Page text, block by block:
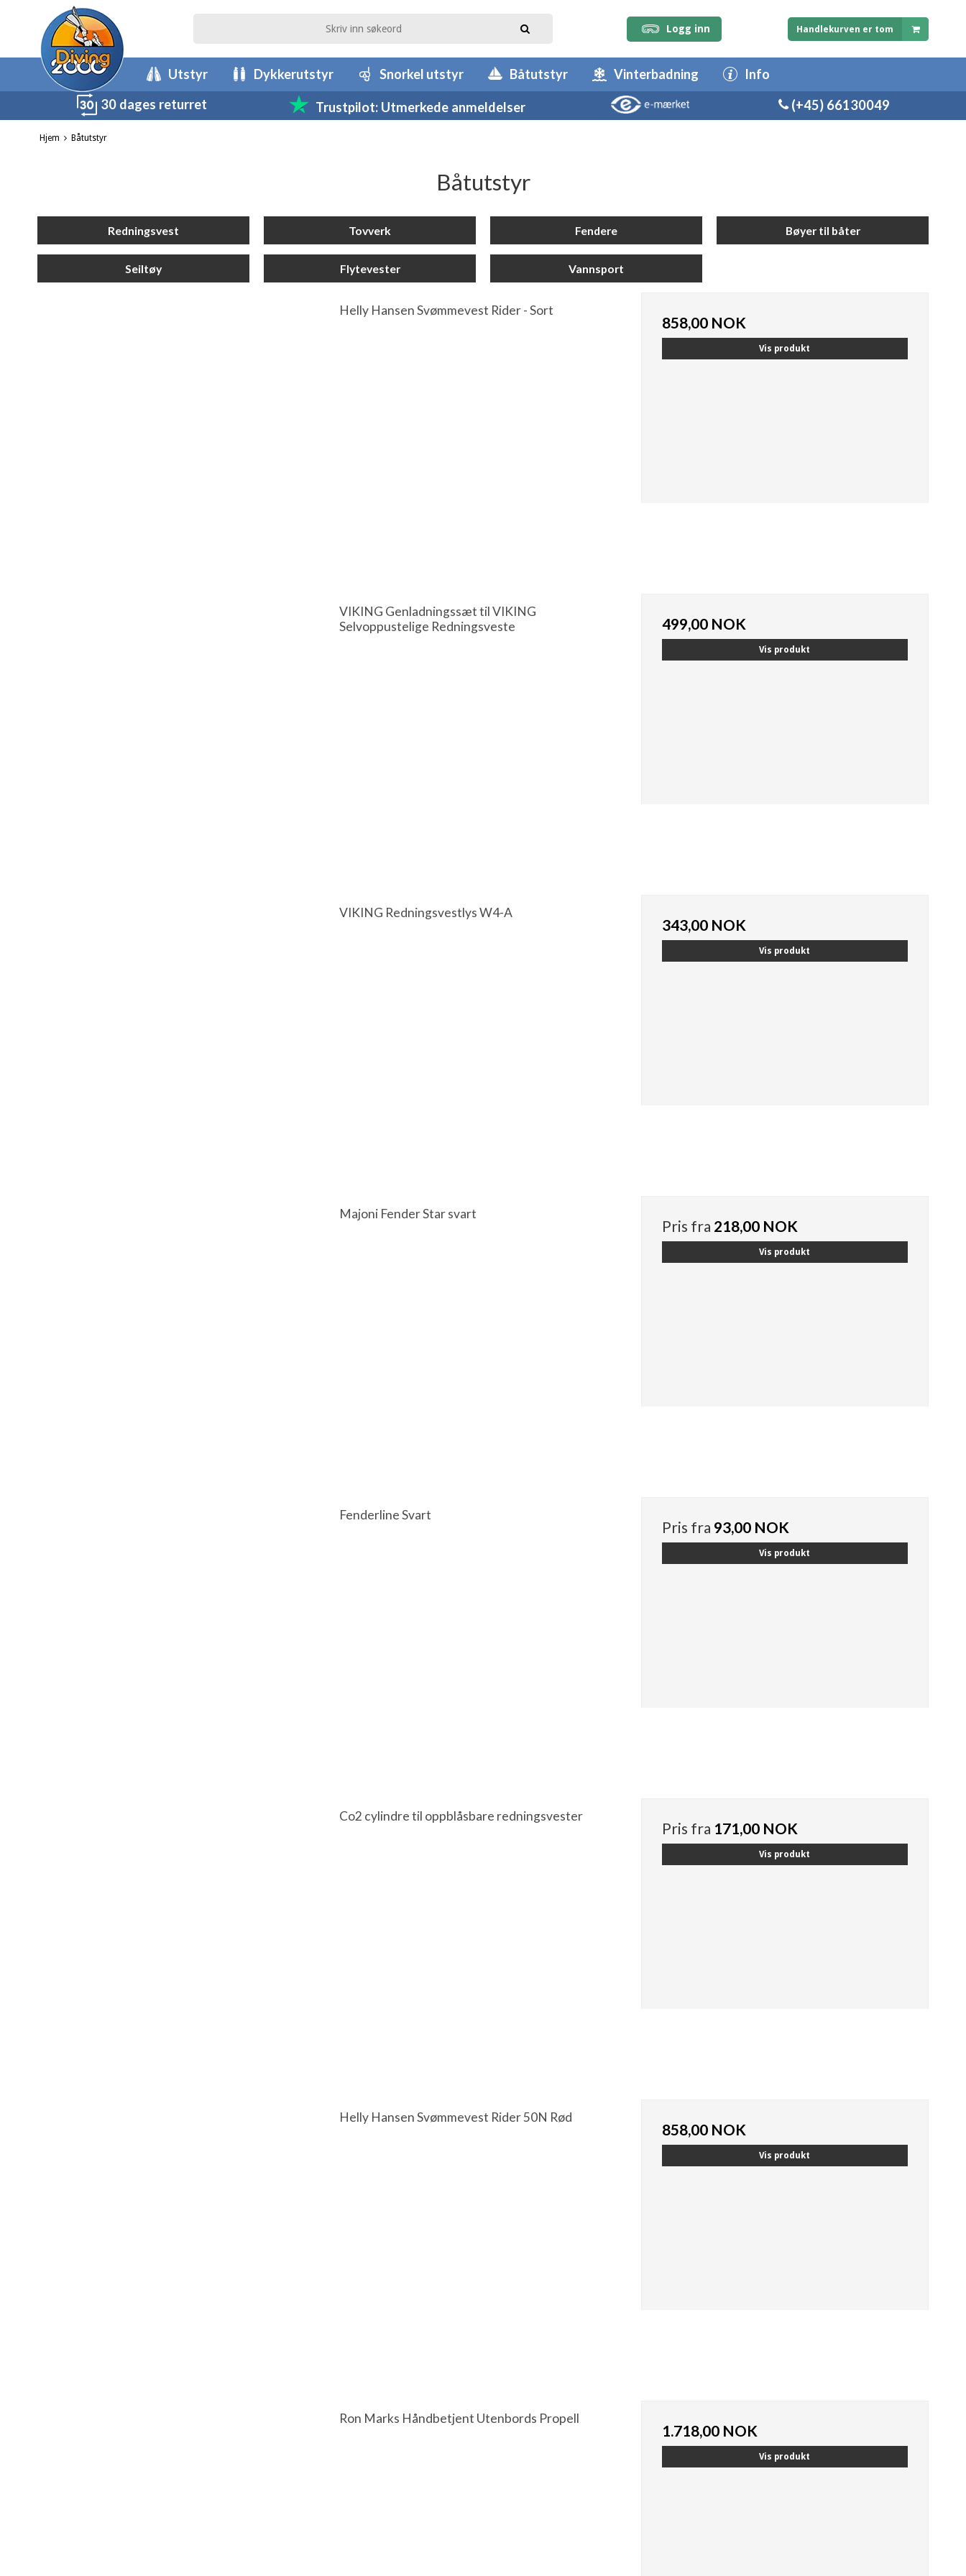
Logg inn Handlekurven er tom
Utstyr Dykkerutstyr Snorkel utstyr Båtutstyr Vinterbadning
Info
30 dages returret
Trustpilot: Utmerkede anmeldelser (+45) 66130049
Hjem Båtutstyr
Båtutstyr
Redningsvest Tovverk Fendere Bøyer til båter
Seiltøy Flytevester Vannsport
Helly Hansen Svømmevest Rider - Sort
858,00 NOK
Vis produkt
VIKING Genladningssæt til VIKING
Selvoppustelige Redningsveste
499,00 NOK
Vis produkt
VIKING Redningsvestlys W4-A
343,00 NOK
Vis produkt
Majoni Fender Star svart
Pris fra 218,00 NOK
Vis produkt
Fenderline Svart
Pris fra 93,00 NOK
Vis produkt
Co2 cylindre til oppblåsbare redningsvester
Pris fra 171,00 NOK
Vis produkt
Helly Hansen Svømmevest Rider 50N Rød
858,00 NOK
Vis produkt
Ron Marks Håndbetjent Utenbords Propell
1.718,00 NOK
Vis produkt